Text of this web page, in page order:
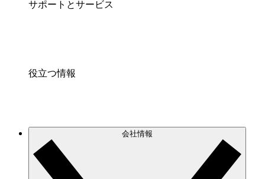
サポートとサービス
役立つ情報
会社情報